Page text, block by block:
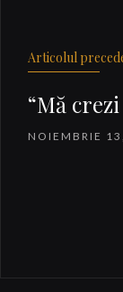
Articolul
“Mă
NOIEMBRIE